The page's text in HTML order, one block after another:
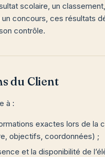
scolaire, un
un concours, ces résultats
contrôle.
du Client
à :
exactes lors de la
objectifs, coordonnées) ;
et la disponibilité de